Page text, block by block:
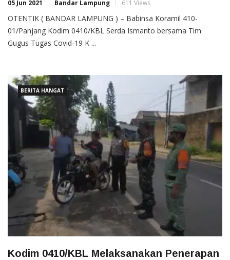
05 Jun 2021 Bandar Lampung 611 Views
OTENTIK ( BANDAR LAMPUNG ) – Babinsa Koramil 410-
01/Panjang Kodim 0410/KBL Serda Ismanto bersama Tim
Gugus Tugas Covid-19 K ...
BERITA HANGAT
Kodim 0410/KBL Melaksanakan Penerapan